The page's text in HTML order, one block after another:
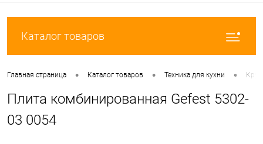
Каталог товаров
Главная страница • Каталог товаров • Техника для кухни •
Плита комбинированная Gefest 5302-
03 0054